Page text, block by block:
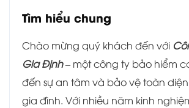
Tìm hiểu chung
Chào mừng quý khách đến với
Gia Định– một công ty bảo hiểm
đến sự an tâm và bảo vệ toàn
gia đình. Với nhiều năm kinh